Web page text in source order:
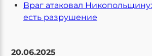
Враг атаковал
есть разрушение
20.06.2025